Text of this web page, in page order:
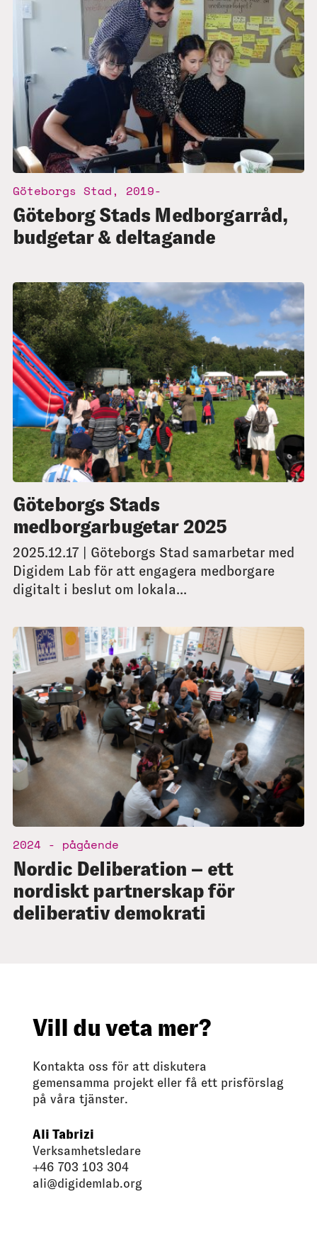
Göteborgs Stad, 2019-
Göteborg Stads Medborgarråd,
budgetar & deltagande
Göteborgs Stads
medborgarbugetar 2025
2025.12.17 | Göteborgs Stad samarbetar med
Digidem Lab för att engagera medborgare
digitalt i beslut om lokala...
2024 - pågående
Nordic Deliberation – ett
nordiskt partnerskap för
deliberativ demokrati
Vill du veta mer?
Kontakta oss för att diskutera
gemensamma projekt eller få ett prisförslag
på våra tjänster.
Ali Tabrizi
Verksamhetsledare
+46 703 103 304
ali@digidemlab.org